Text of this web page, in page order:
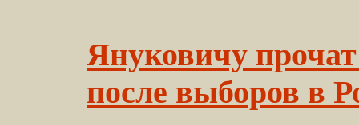
Януковичу
после выборов в